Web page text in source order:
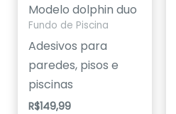
Modelo dolphin duo
Fundo de Piscina
Adesivos para
paredes, pisos e
piscinas
R$149,99